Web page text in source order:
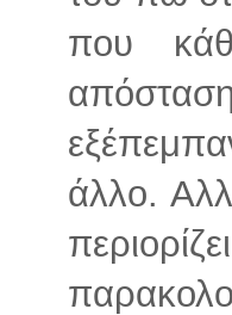
που
άλλο.